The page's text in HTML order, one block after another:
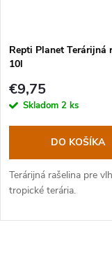
Repti Planet Terárijná
10l
€9,75
Skladom 2 ks
DO KOŠÍKA
Terárijná rašelina pre
tropické terária.